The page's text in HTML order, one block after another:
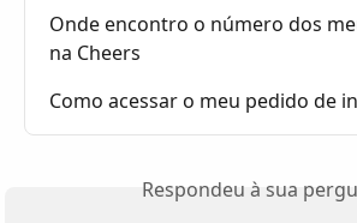
Onde encontro o número dos
na Cheers
Como acessar o meu pedido de
Respondeu à sua